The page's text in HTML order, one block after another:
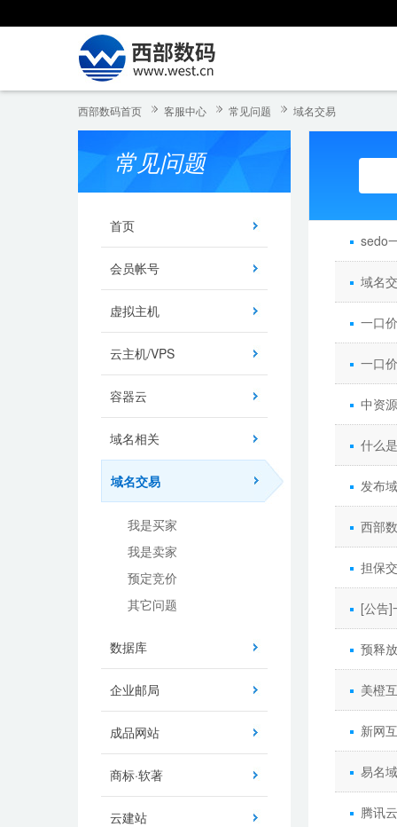
西部数码首页 客服中心 常见问题 域名交易
常见问题
首页
会员帐号
虚拟主机
云主机/VPS
容器云
域名相关
域名交易
我是买家
我是卖家
预定竞价
其它问题
数据库
企业邮局
成品网站
商标·软著
云建站
sedo
域名
一口
一口
中资
什么
发布
西部
担保
[公告]
预释
美橙
新网
易名
腾讯